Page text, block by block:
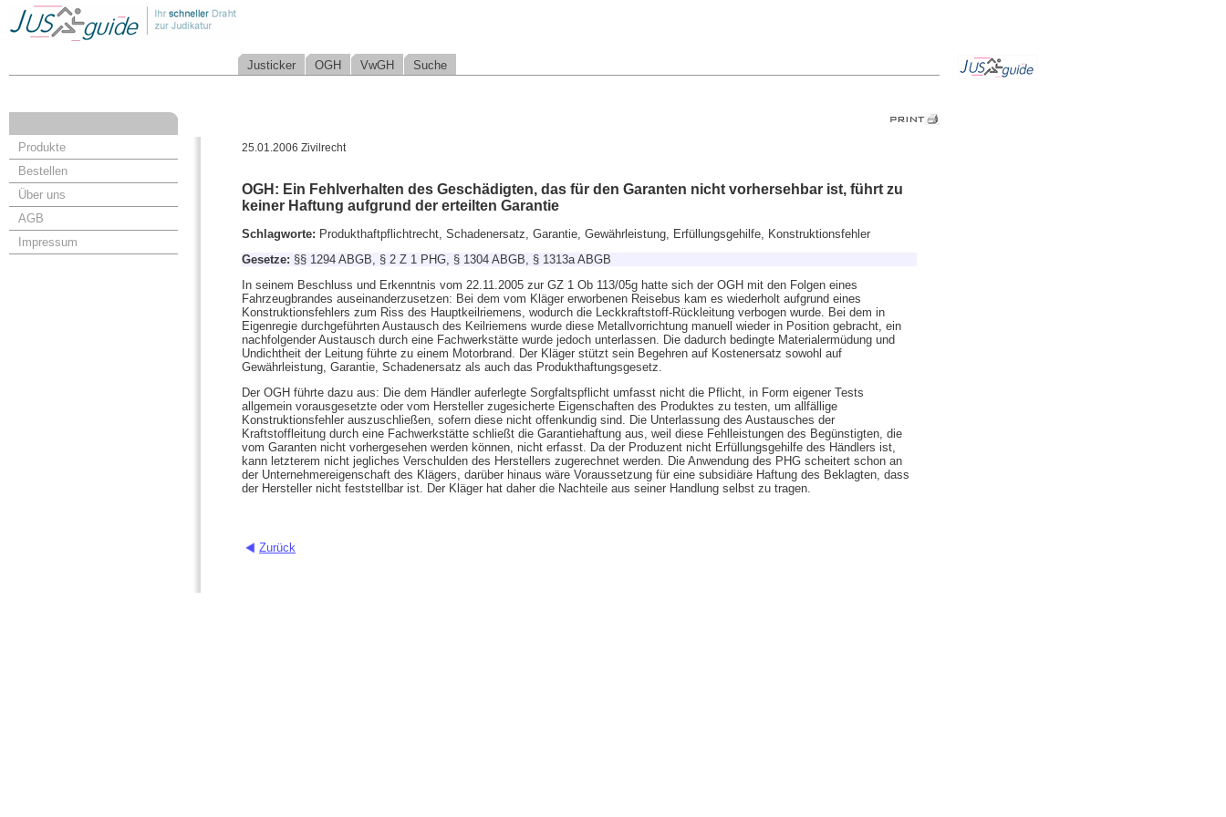
Justicker OGH VwGH Suche
Produkte
Bestellen
Über uns
AGB
Impressum
25.01.2006 Zivilrecht
OGH: Ein Fehlverhalten des Geschädigten, das für den Garanten nicht vorhersehbar ist, führt zu
keiner Haftung aufgrund der erteilten Garantie
Schlagworte: Produkthaftpflichtrecht, Schadenersatz, Garantie, Gewährleistung, Erfüllungsgehilfe, Konstruktionsfehler
Gesetze: §§ 1294 ABGB, § 2 Z 1 PHG, § 1304 ABGB, § 1313a ABGB
In seinem Beschluss und Erkenntnis vom 22.11.2005 zur GZ 1 Ob 113/05g hatte sich der OGH mit den Folgen eines
Fahrzeugbrandes auseinanderzusetzen: Bei dem vom Kläger erworbenen Reisebus kam es wiederholt aufgrund eines
Konstruktionsfehlers zum Riss des Hauptkeilriemens, wodurch die Leckkraftstoff-Rückleitung verbogen wurde. Bei dem in
Eigenregie durchgeführten Austausch des Keilriemens wurde diese Metallvorrichtung manuell wieder in Position gebracht, ein
nachfolgender Austausch durch eine Fachwerkstätte wurde jedoch unterlassen. Die dadurch bedingte Materialermüdung und
Undichtheit der Leitung führte zu einem Motorbrand. Der Kläger stützt sein Begehren auf Kostenersatz sowohl auf
Gewährleistung, Garantie, Schadenersatz als auch das Produkthaftungsgesetz.
Der OGH führte dazu aus: Die dem Händler auferlegte Sorgfaltspflicht umfasst nicht die Pflicht, in Form eigener Tests
allgemein vorausgesetzte oder vom Hersteller zugesicherte Eigenschaften des Produktes zu testen, um allfällige
Konstruktionsfehler auszuschließen, sofern diese nicht offenkundig sind. Die Unterlassung des Austausches der
Kraftstoffleitung durch eine Fachwerkstätte schließt die Garantiehaftung aus, weil diese Fehlleistungen des Begünstigten, die
vom Garanten nicht vorhergesehen werden können, nicht erfasst. Da der Produzent nicht Erfüllungsgehilfe des Händlers ist,
kann letzterem nicht jegliches Verschulden des Herstellers zugerechnet werden. Die Anwendung des PHG scheitert schon an
der Unternehmereigenschaft des Klägers, darüber hinaus wäre Voraussetzung für eine subsidiäre Haftung des Beklagten, dass
der Hersteller nicht feststellbar ist. Der Kläger hat daher die Nachteile aus seiner Handlung selbst zu tragen.
Zurück